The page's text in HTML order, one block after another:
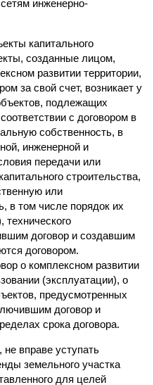
сетям инженерно-
капитального
созданные лицом,
развитии территории,
за свой счет, возникает у
подлежащих
с договором в
собственность, в
инженерной и
передачи или
строительства,
или
в том числе порядок их
технического
договор и создавшим
договором.
о комплексном развитии
(эксплуатации), о
предусмотренных
договор и
срока договора.
вправе уступать
земельного участка
для целей